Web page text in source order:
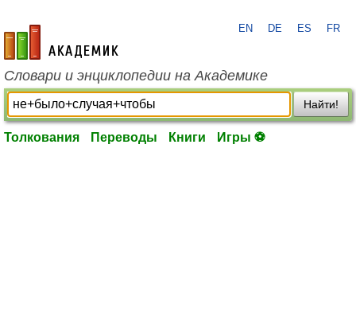
academic.ru
EN DE ES FR
Словари и энциклопедии на Академике
Найти!
Толкования Переводы Книги Игры ⚽